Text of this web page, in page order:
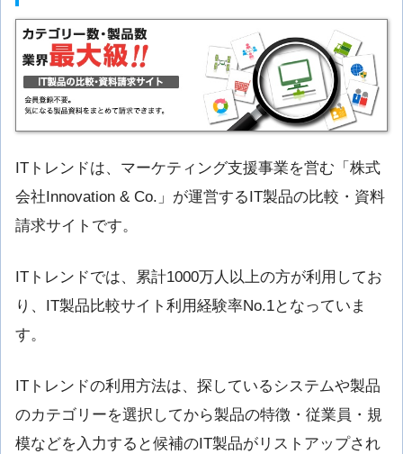
ITトレンドは、マーケティング支援事業を営む「株式
会社Innovation & Co.」が運営するIT製品の比較・資料
請求サイトです。
ITトレンドでは、累計1000万人以上の方が利用してお
り、IT製品比較サイト利用経験率No.1となっていま
す。
ITトレンドの利用方法は、探しているシステムや製品
のカテゴリーを選択してから製品の特徴・従業員・規
模などを入力すると候補のIT製品がリストアップされ